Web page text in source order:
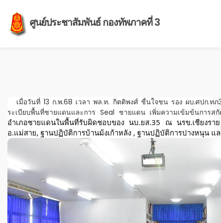
ศูนย์ประชาสัมพันธ์ กองทัพภาคที่ 3
เมื่อวันที่ 13 ก.พ.68 เวลา พล.ท. กิตติพงศ์ ชื่นใจชน รอง ผบ.ศปก.ท
ระเบียบพื้นที่ชายแดนและการ Seal ชายแดน เพิ่มความเข้มข้นการส
อำเภอชายแดนในพื้นที่รับผิดชอบของ นบ.ยส.35 ณ นรข.เชียงร
อ.แม่สาย, ฐานปฏิบัติการบ้านม้งเก้าหลัง , ฐานปฏิบัติการปางหนุน